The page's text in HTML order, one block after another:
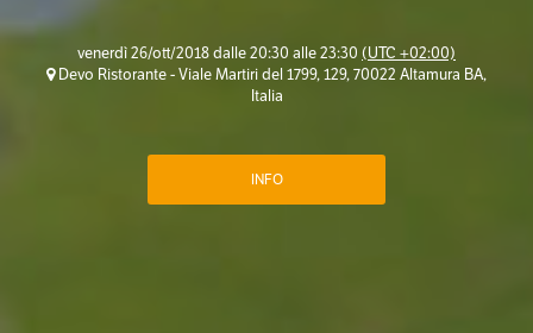
venerdì 26/ott/2018 dalle 20:30 alle 23:30 (UTC +02:00)
Devo Ristorante - Viale Martiri del 1799, 129, 70022 Altamura BA,
Italia
INFO